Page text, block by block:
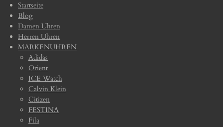
Startseite
Blog
Damen Uhren
Herren Uhren
MARKENUHREN
Adidas
Orient
ICE Watch
Calvin Klein
Citizen
FESTINA
Fila